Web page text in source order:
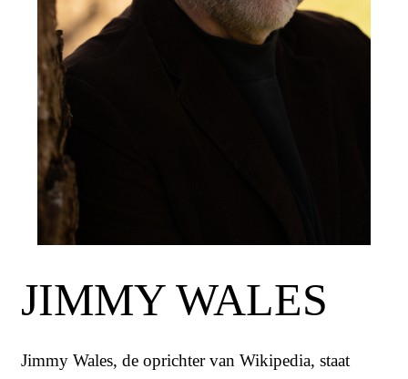
JIMMY WALES
Jimmy Wales, de oprichter van Wikipedia, staat